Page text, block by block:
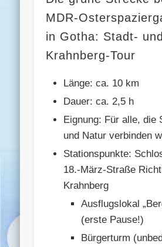
MDR-
in Gotha: Stadt- und
Krahnberg-Tour
Länge: ca. 10 km
Dauer: ca. 2,5 h
Eignung: Für alle, die
und Natur verbinden
Stationspunkte:
18.-März-Straße
Krahnberg
Ausflugslokal
(erste Pause!)
Bürgerturm